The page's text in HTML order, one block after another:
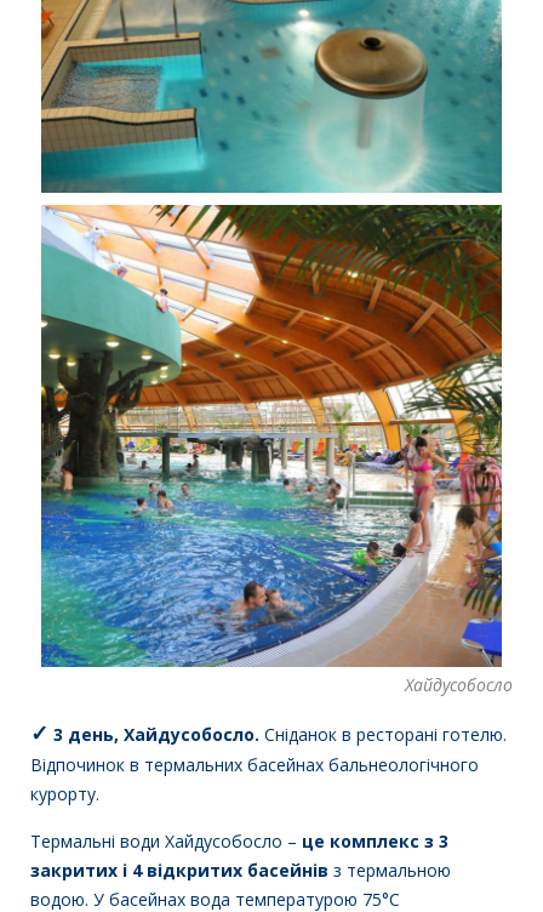
Хайдусобосло
✓ 3 день, Хайдусобосло. Сніданок в ресторані готелю.
Відпочинок в термальних басейнах бальнеологічного
курорту.
Термальні води Хайдусобосло – це комплекс з 3
закритих і 4 відкритих басейнів з термальною
водою. У басейнах вода температурою 75°С